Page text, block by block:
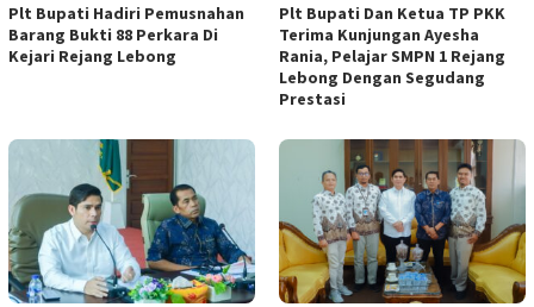
Plt Bupati Hadiri Pemusnahan
Barang Bukti 88 Perkara Di
Kejari Rejang Lebong
Plt Bupati Dan Ketua TP PKK
Terima Kunjungan Ayesha
Rania, Pelajar SMPN 1 Rejang
Lebong Dengan Segudang
Prestasi